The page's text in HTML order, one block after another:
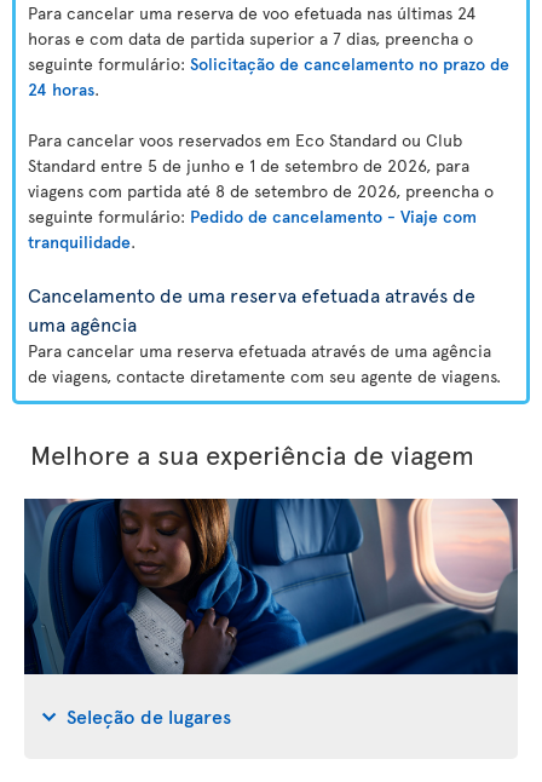
Para cancelar uma reserva de voo efetuada nas últimas 24
horas e com data de partida superior a 7 dias, preencha o
seguinte formulário: Solicitação de cancelamento no prazo de
24 horas.
Para cancelar voos reservados em Eco Standard ou Club
Standard entre 5 de junho e 1 de setembro de 2026, para
viagens com partida até 8 de setembro de 2026, preencha o
seguinte formulário: Pedido de cancelamento - Viaje com
tranquilidade.
Cancelamento de uma reserva efetuada através de
uma agência
Para cancelar uma reserva efetuada através de uma agência
de viagens, contacte diretamente com seu agente de viagens.
Melhore a sua experiência de viagem
Seleção de lugares